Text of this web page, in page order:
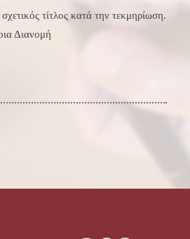
σχετικός τίτλος κατά την τεκμηρίωση.
Διανομή